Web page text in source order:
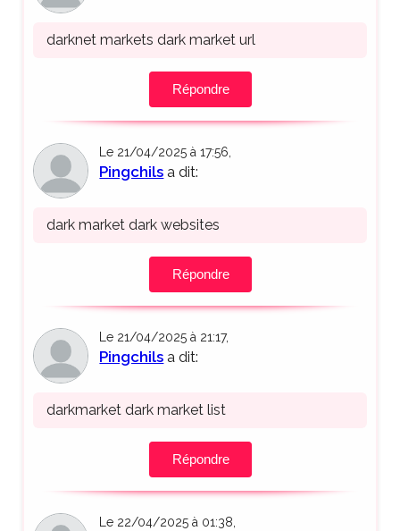
darknet markets dark market url
Répondre
Le 21/04/2025 à 17:56,
Pingchils a dit:
dark market dark websites
Répondre
Le 21/04/2025 à 21:17,
Pingchils a dit:
darkmarket dark market list
Répondre
Le 22/04/2025 à 01:38,